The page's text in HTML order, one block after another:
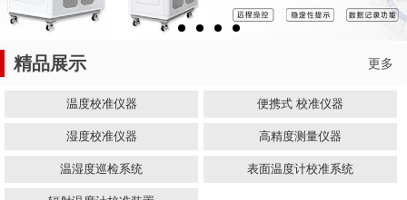
精品展示 更多
温度校准仪器 便携式 校准仪器
湿度校准仪器 高精度测量仪器
温湿度巡检系统 表面温度计校准系统